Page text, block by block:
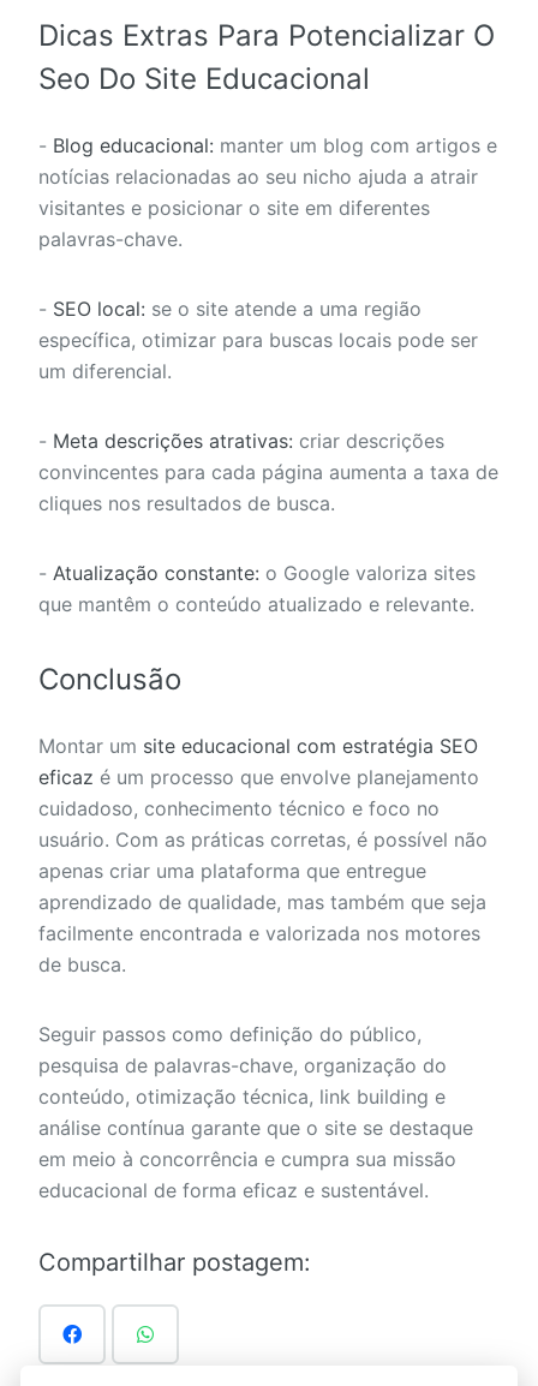
Dicas Extras Para Potencializar O
Seo Do Site Educacional
- Blog educacional: manter um blog com artigos e
notícias relacionadas ao seu nicho ajuda a atrair
visitantes e posicionar o site em diferentes
palavras-chave.
- SEO local: se o site atende a uma região
específica, otimizar para buscas locais pode ser
um diferencial.
- Meta descrições atrativas: criar descrições
convincentes para cada página aumenta a taxa de
cliques nos resultados de busca.
- Atualização constante: o Google valoriza sites
que mantêm o conteúdo atualizado e relevante.
Conclusão
Montar um site educacional com estratégia SEO
eficaz é um processo que envolve planejamento
cuidadoso, conhecimento técnico e foco no
usuário. Com as práticas corretas, é possível não
apenas criar uma plataforma que entregue
aprendizado de qualidade, mas também que seja
facilmente encontrada e valorizada nos motores
de busca.
Seguir passos como definição do público,
pesquisa de palavras-chave, organização do
conteúdo, otimização técnica, link building e
análise contínua garante que o site se destaque
em meio à concorrência e cumpra sua missão
educacional de forma eficaz e sustentável.
Compartilhar postagem: